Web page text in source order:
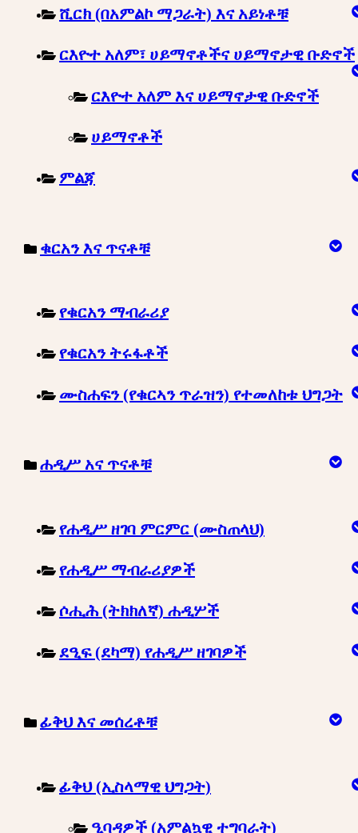
ሺርክ (በአምልኮ ማጋራት) እና አይነቶቹ
ርእዮተ አለም፣ ሀይማኖቶችና ሀይማኖታዊ ቡድኖች
ርእዮተ አለም እና ሀይማኖታዊ ቡድኖች
ሀይማኖቶች
ምልጃ
ቁርአን እና ጥናቶቹ
የቁርአን ማብራሪያ
የቁርአን ትሩፋቶች
ሙስሐፍን (የቁርኣን ጥራዝን) የተመለከቱ ህግጋት
ሐዲሥ አና ጥናቶቹ
የሐዲሥ ዘገባ ምርምር (ሙስጠላህ)
የሐዲሥ ማብራሪያዎች
ሶሒሕ (ትክክለኛ) ሐዲሦች
ደዒፍ (ደካማ) የሐዲሥ ዘገባዎች
ፊቅህ እና መሰረቶቹ
ፊቅህ (ኢስላማዊ ህግጋት)
ዒባዳዎች (አምልኳዊ ተግባራት)